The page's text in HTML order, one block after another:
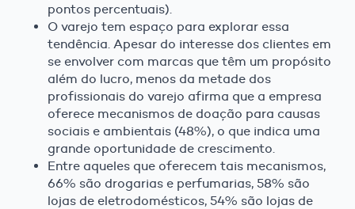
pontos percentuais).
O varejo tem espaço para explorar essa
tendência. Apesar do interesse dos clientes em
se envolver com marcas que têm um propósito
além do lucro, menos da metade dos
profissionais do varejo afirma que a empresa
oferece mecanismos de doação para causas
sociais e ambientais (48%), o que indica uma
grande oportunidade de crescimento.
Entre aqueles que oferecem tais mecanismos,
66% são drogarias e perfumarias, 58% são
lojas de eletrodomésticos, 54% são lojas de